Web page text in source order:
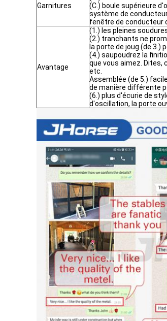
Garnitures
(C.) boule supérieure
système de
fenêtre de conducteur
Avantage
(1.) les pleines
(2.) tranchants ne
la porte de joug (de 3.)
(4.) saupoudrez la
que vous aimez. Dites,
etc.
Assemblée (de 5.)
de manière différente
(6.) plus d'écurie de
d'oscillation, la porte